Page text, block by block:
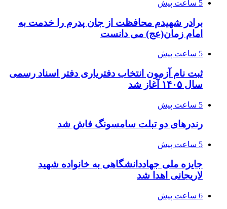
5 ساعت پیش
برادر شهیدم محافظت از جان پدرم را خدمت به
امام زمان(عج) می دانست
5 ساعت پیش
ثبت نام آزمون انتخاب دفتریاری دفتر اسناد رسمی
سال ۱۴۰۵ آغاز شد
5 ساعت پیش
رندرهای دو تبلت سامسونگ فاش شد
5 ساعت پیش
جایزه ملی جهاددانشگاهی به خانواده شهید
لاریجانی اهدا شد
6 ساعت پیش